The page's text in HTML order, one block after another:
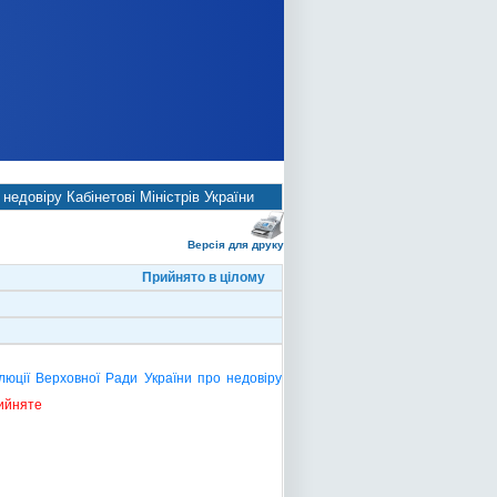
Кабінетові Міністрів України
Версія для друку
Прийнято в цілому
Верховної Ради України про недовіру